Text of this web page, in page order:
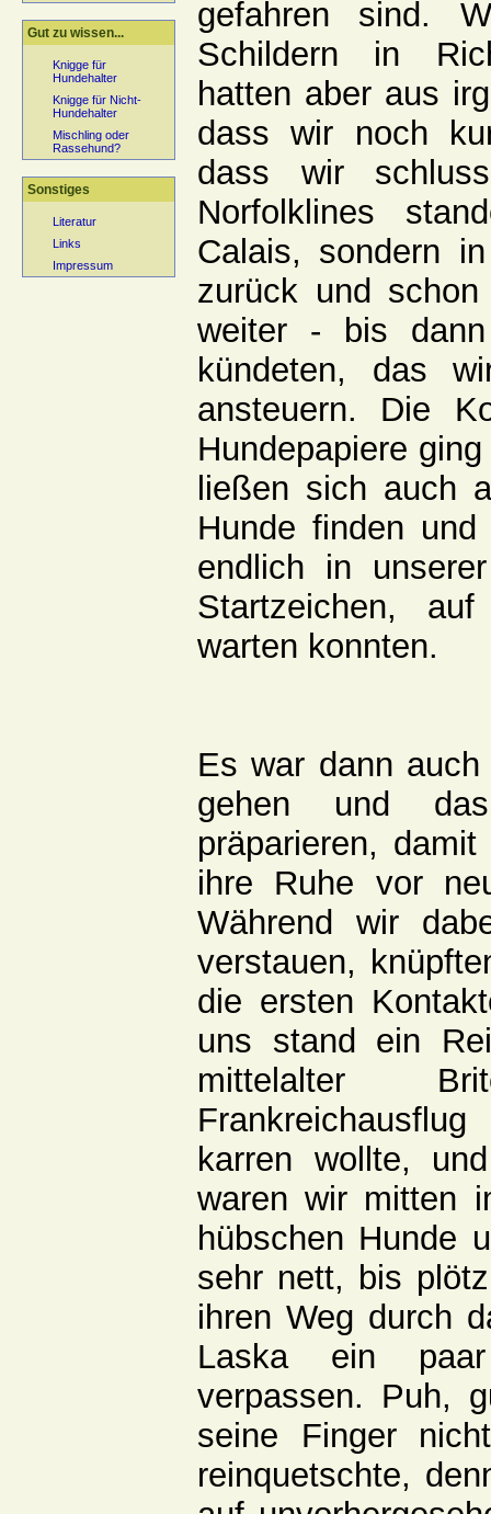
Gut zu wissen...
Knigge für
Hundehalter
Knigge für Nicht-
Hundehalter
Mischling oder
Rassehund?
Sonstiges
Literatur
Links
Impressum
gefahren sind.
Schildern in
hatten aber aus
dass wir noch
dass wir
Norfolklines
Calais, sondern
zurück und
weiter - bis
kündeten, das
ansteuern. Die
Hundepapiere
ließen sich auch
Hunde finden
endlich in
Startzeichen,
warten konnten.
Es war dann
gehen und
präparieren,
ihre Ruhe vor
Während wir
verstauen,
die ersten
uns stand ein
mittelalter
karren wollte,
waren wir mitten
hübschen Hunde
sehr nett, bis
ihren Weg durch
Laska ein paar
verpassen. Puh,
seine Finger
reinquetschte,